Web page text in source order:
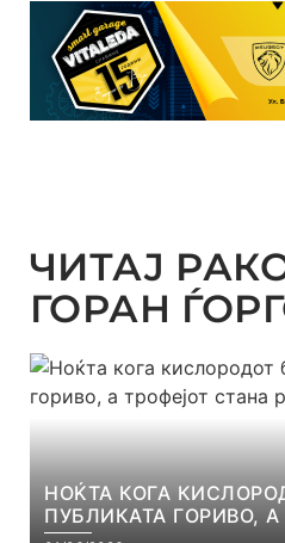
ЧИТАЈ
ГОРАН
НОЌТА КОГА
ПУБЛИКАТА ГОРИВО,
РЕАЛНОСТ